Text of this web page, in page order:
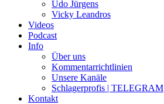
Udo Jürgens
Vicky Leandros
Videos
Podcast
Info
Über uns
Kommentarrichtlinien
Unsere Kanäle
Schlagerprofis | TELEGRAM
Kontakt